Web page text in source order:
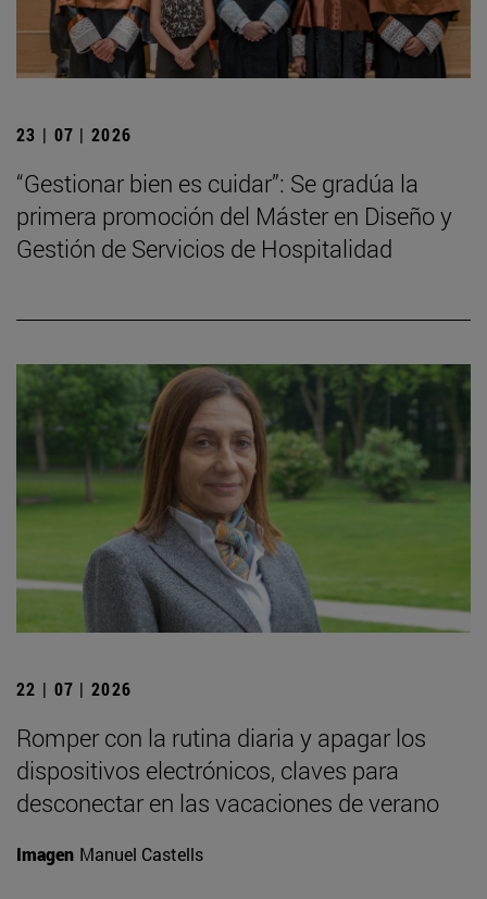
23 | 07 | 2026
“Gestionar bien es cuidar”: Se gradúa la
primera promoción del Máster en Diseño y
Gestión de Servicios de Hospitalidad
22 | 07 | 2026
Romper con la rutina diaria y apagar los
dispositivos electrónicos, claves para
desconectar en las vacaciones de verano
Imagen Manuel Castells